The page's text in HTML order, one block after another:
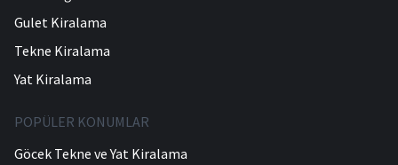
Gulet Kiralama
Tekne Kiralama
Yat Kiralama
POPÜLER KONUMLAR
Göcek Tekne ve Yat Kiralama